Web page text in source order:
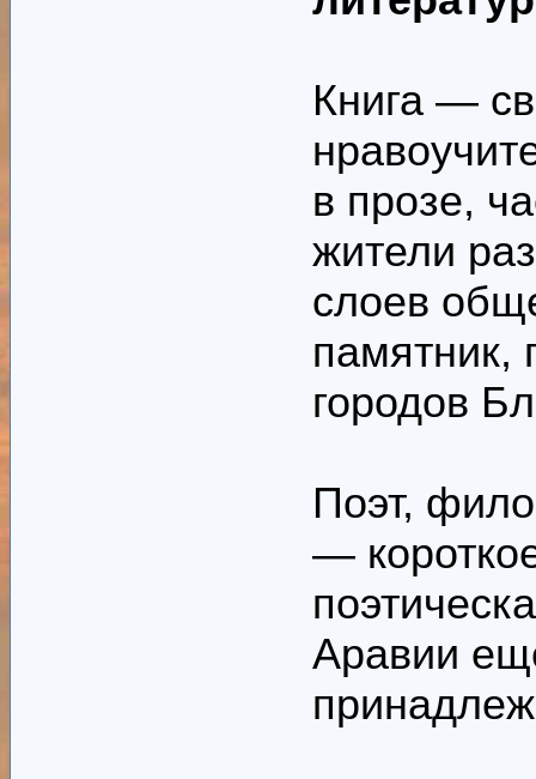
Книга —
в прозе,
жители
слоев
памятник,
городов
Поэт,
—
Аравии